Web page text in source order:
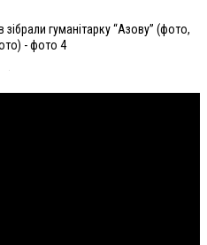
гуманітарку “Азову” (фото,
- фото 4